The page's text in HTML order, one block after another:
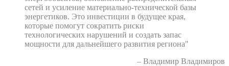
сетей и усиление материально-технической базы
энергетиков. Это инвестиции в будущее края,
которые помогут сократить риски
технологических нарушений и создать запас
мощности для дальнейшего развития региона"
– Владимир Владимиров